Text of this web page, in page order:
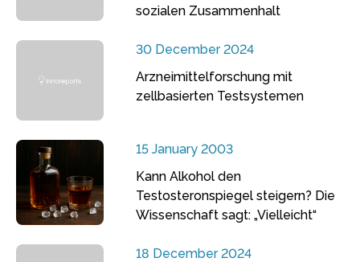
sozialen Zusammenhalt
30 December 2024
Arzneimittelforschung mit
zellbasierten Testsystemen
15 January 2003
Kann Alkohol den
Testosteronspiegel steigern? Die
Wissenschaft sagt: „Vielleicht“
18 December 2024